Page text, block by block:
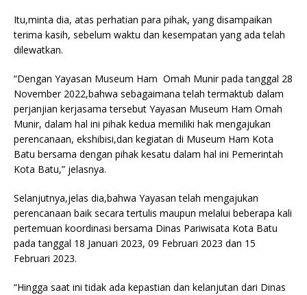
Itu,minta dia, atas perhatian para pihak, yang disampaikan
terima kasih, sebelum waktu dan kesempatan yang ada telah
dilewatkan.
“Dengan Yayasan Museum Ham Omah Munir pada tanggal 28
November 2022,bahwa sebagaimana telah termaktub dalam
perjanjian kerjasama tersebut Yayasan Museum Ham Omah
Munir, dalam hal ini pihak kedua memiliki hak mengajukan
perencanaan, ekshibisi,dan kegiatan di Museum Ham Kota
Batu bersama dengan pihak kesatu dalam hal ini Pemerintah
Kota Batu,” jelasnya.
Selanjutnya,jelas dia,bahwa Yayasan telah mengajukan
perencanaan baik secara tertulis maupun melalui beberapa kali
pertemuan koordinasi bersama Dinas Pariwisata Kota Batu
pada tanggal 18 Januari 2023, 09 Februari 2023 dan 15
Februari 2023.
“Hingga saat ini tidak ada kepastian dan kelanjutan dari Dinas